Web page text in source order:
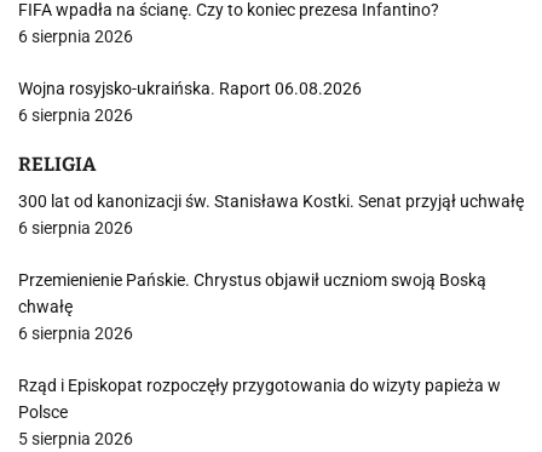
FIFA wpadła na ścianę. Czy to koniec prezesa Infantino?
6 sierpnia 2026
Wojna rosyjsko-ukraińska. Raport 06.08.2026
6 sierpnia 2026
RELIGIA
300 lat od kanonizacji św. Stanisława Kostki. Senat przyjął uchwałę
6 sierpnia 2026
Przemienienie Pańskie. Chrystus objawił uczniom swoją Boską
chwałę
6 sierpnia 2026
Rząd i Episkopat rozpoczęły przygotowania do wizyty papieża w
Polsce
5 sierpnia 2026